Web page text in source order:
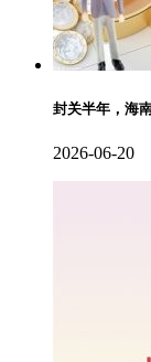
封关半年，海
2026-06-20